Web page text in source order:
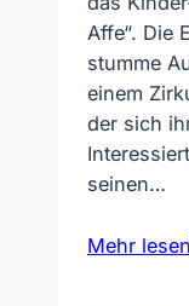
Affe“. Die
stumme
einem
der sich
seinen…
Mehr lesen